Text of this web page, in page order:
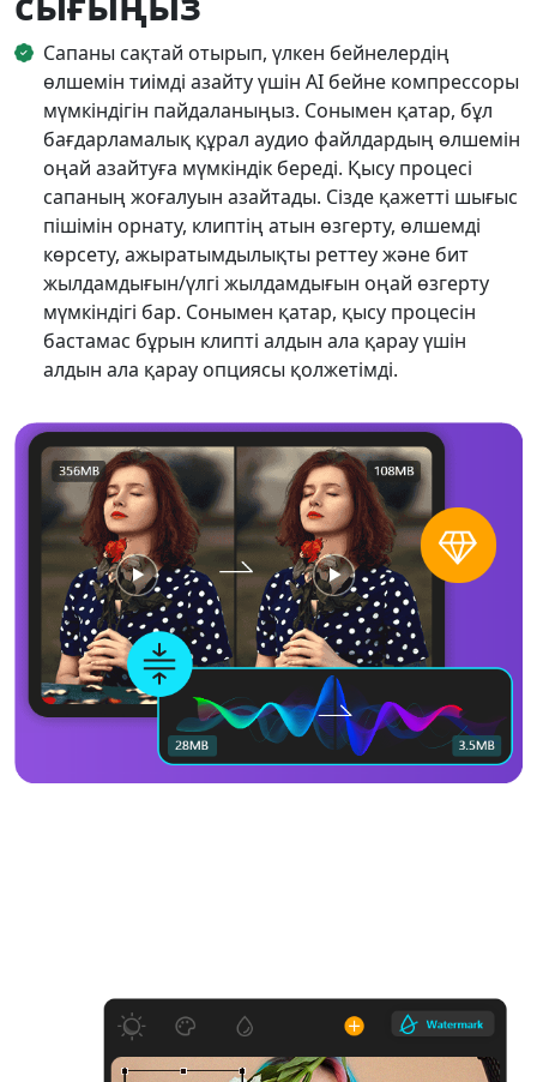
Сапаны сақтай отырып, үлкен бейнелердің
өлшемін тиімді азайту үшін AI бейне компрессоры
мүмкіндігін пайдаланыңыз. Сонымен қатар, бұл
бағдарламалық құрал аудио файлдардың өлшемін
оңай азайтуға мүмкіндік береді. Қысу процесі
сапаның жоғалуын азайтады. Сізде қажетті шығыс
пішімін орнату, клиптің атын өзгерту, өлшемді
көрсету, ажыратымдылықты реттеу және бит
жылдамдығын/үлгі жылдамдығын оңай өзгерту
мүмкіндігі бар. Сонымен қатар, қысу процесін
бастамас бұрын клипті алдын ала қарау үшін
алдын ала қарау опциясы қолжетімді.